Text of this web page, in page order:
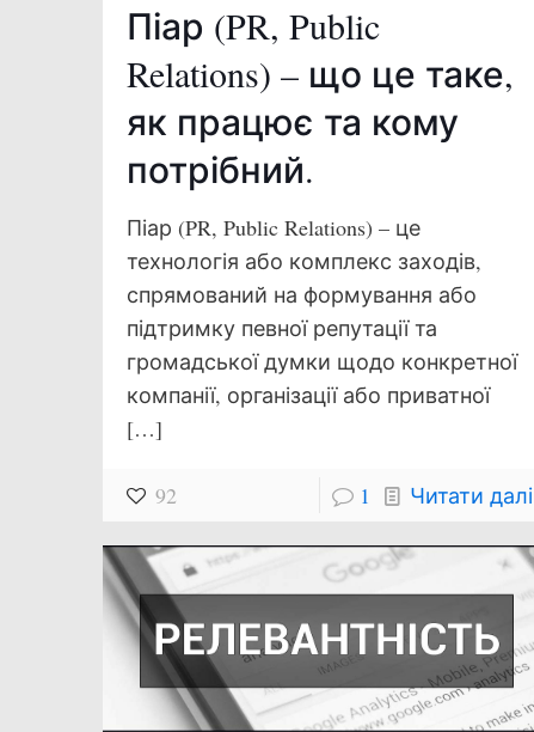
Піар (PR, Public
Relations) – що це таке,
як працює та кому
потрібний.
Піар (PR, Public Relations) – це
технологія або комплекс заходів,
спрямований на формування або
підтримку певної репутації та
громадської думки щодо конкретної
компанії, організації або приватної
[…]
92 1 Читати далі